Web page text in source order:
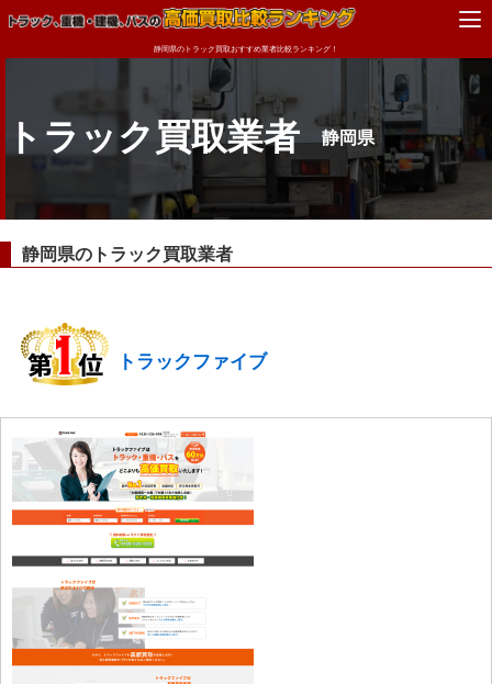
静岡県のトラック買取おすすめ業者比較ランキング！
トラック買取業者 静岡県
静岡県のトラック買取業者
トラックファイブ